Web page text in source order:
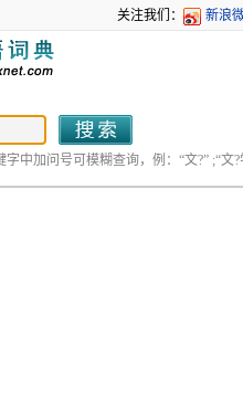
关注我们： 新浪
中加问号可模糊查询，例：“文?” ;“文?